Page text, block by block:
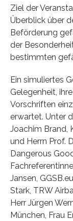
Ziel der
Überblick über
Beförderung
der
bestimmten
Ein simuliertes
Gelegenheit,
Vorschriften
erwartet. Unter
Joachim Brand,
und Herrn Prof.
Dangerous
Jansen,
Stark, TRW
Herr Jürgen
München, Frau